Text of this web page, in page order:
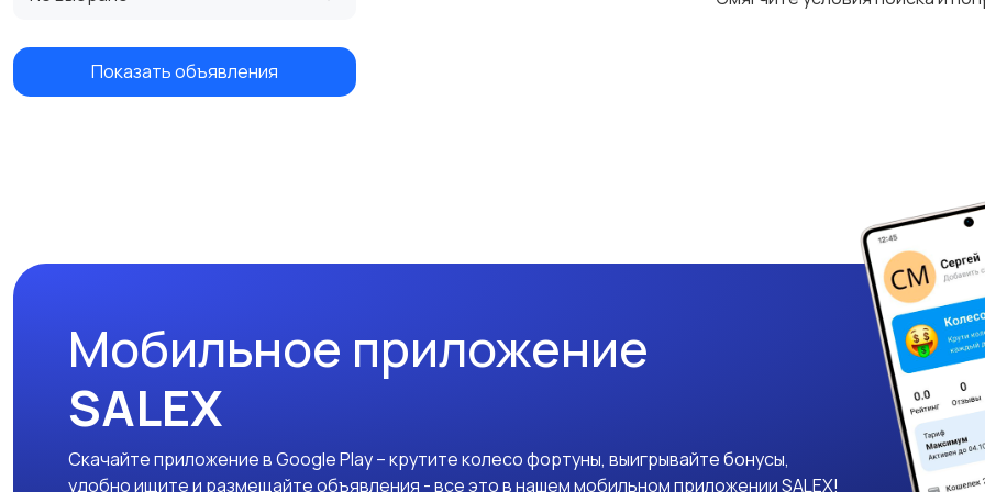
Показать объявления
Мобильное приложение
SALEX
Скачайте приложение в Google Play – крутите колесо фортуны, выигрывайте бонусы,
удобно ищите и размещайте объявления - все это в нашем мобильном приложении SALEX!